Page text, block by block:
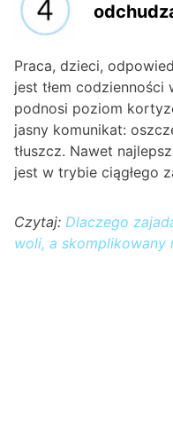
Praca, dzieci,
jest tłem
podnosi poziom
jasny komunikat:
tłuszcz. Nawet
jest w trybie ciągłego
Czytaj: Dlaczego
woli, a skomplikowany